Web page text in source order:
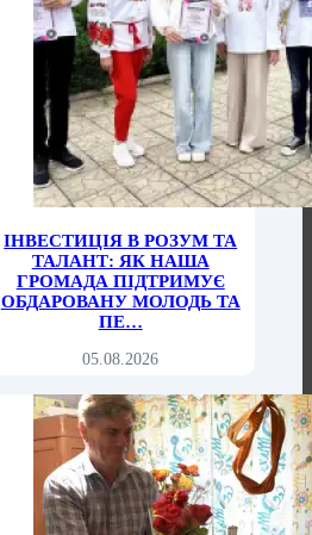
ІНВЕСТИЦІЯ В РОЗУМ ТА
ТАЛАНТ: ЯК НАША
ГРОМАДА ПІДТРИМУЄ
ОБДАРОВАНУ МОЛОДЬ ТА
ПЕ…
05.08.2026